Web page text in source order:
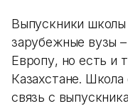
Выпускники
зарубежные вузы
Европу, но есть и
Казахстане.
связь с